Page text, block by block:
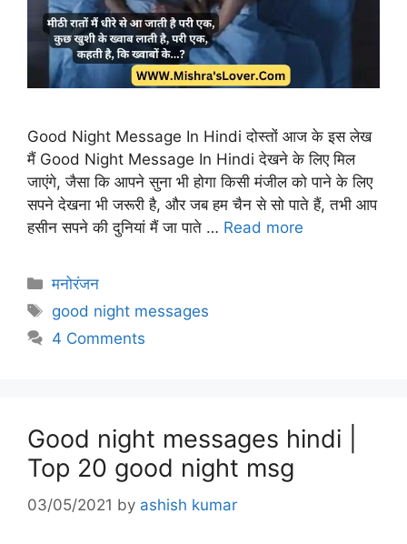
Good Night Message In Hindi दोस्तों आज के इस लेख
मैं Good Night Message In Hindi देखने के लिए मिल
जाएंगे, जैसा कि आपने सुना भी होगा किसी मंजील को पाने के लिए
सपने देखना भी जरूरी है, और जब हम चैन से सो पाते हैं, तभी आप
हसीन सपने की दुनियां मैं जा पाते … Read more
Categories
मनोरंजन
Tags
good night messages
4 Comments
Good night messages hindi |
Top 20 good night msg
03/05/2021 by ashish kumar